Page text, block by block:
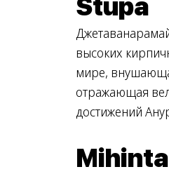
Stupa
высоких
мире,
отражающая
достижений